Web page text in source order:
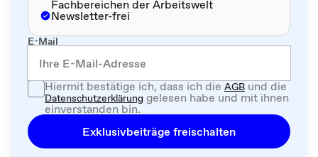
Fachbereichen der Arbeitswelt
Newsletter-frei
E-Mail
Hiermit bestätige ich, dass ich dieAGBund die
Datenschutzerklärung gelesen habe und mit ihnen
einverstanden bin.
Exklusivbeiträge freischalten